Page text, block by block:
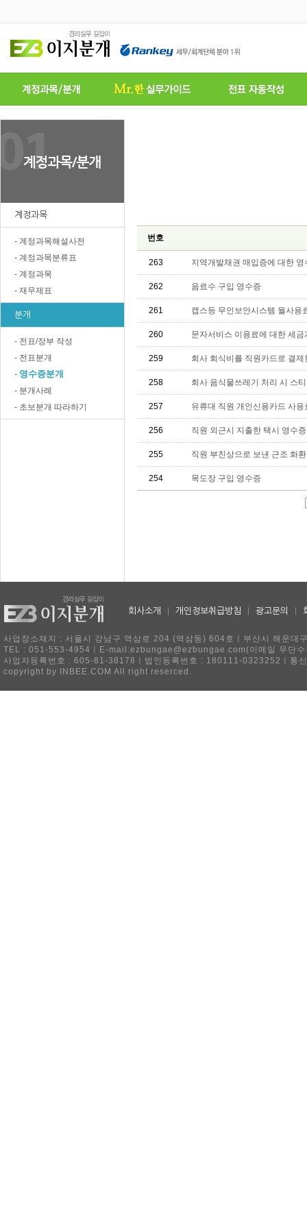
계정과목
- 계정과목해설사전
- 계정과목분류표
- 계정과목
- 재무제표
분개
- 전표/장부 작성
- 전표분개
- 영수증분개
- 분개사례
- 초보분개 따라하기
번호
263 지역개발채권 매입증에 대한 영
262 음료수 구입 영수증
261 캡스등 무인보안시스템 월사용
260 문자서비스 이용료에 대한 세
259 회사 회식비를 직원카드로 결
258 회사 음식물쓰레기 처리 시 스
257 유류대 직원 개인신용카드 사용
256 직원 외근시 지출한 택시 영수증
255 직원 부친상으로 보낸 근조 화
254 목도장 구입 영수증
회사소개 개인정보취급방침 광고문의
사업장소재지 : 서울시 강남구 역삼로 204 (역삼동) 604호ㅣ부산시 해운
TEL : 051-553-4954ㅣE-mail:ezbungae@ezbungae.com(이메일 무단수
사업자등록번호 : 605-81-38178ㅣ법인등록번호 : 180111-0323252ㅣ통
copyright by INBEE.COM All right reserced.